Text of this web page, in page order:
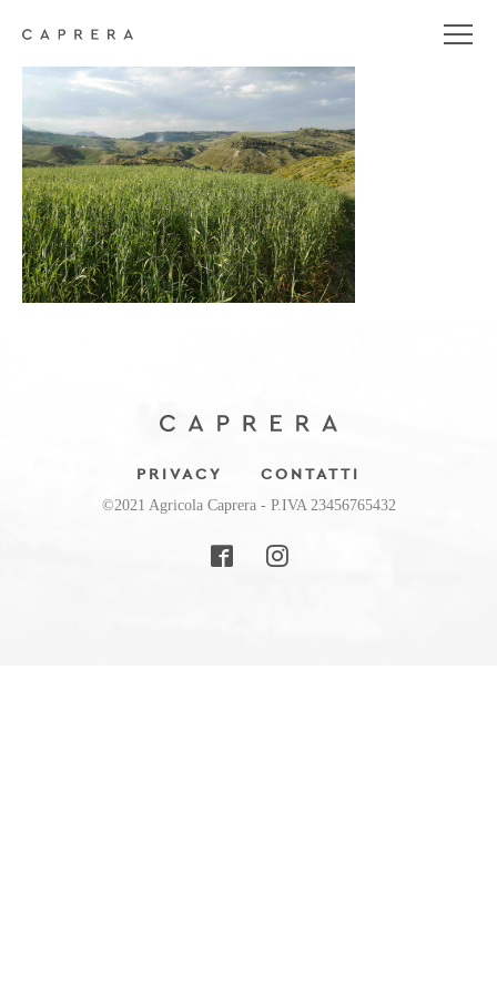
dav
PRIVACY CONTATTI
©2021 Agricola Caprera - P.IVA 23456765432